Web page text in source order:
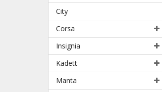
City
Corsa
Insignia
Kadett
Manta